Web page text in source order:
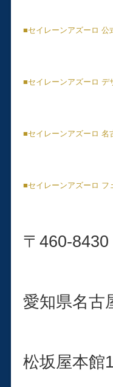
■セイレーンアズーロ 公
■セイレーンアズーロ デ
■︎セイレーンアズーロ 名
■セイレーンアズーロ フ
〒460-8430
愛知県名古
松坂屋本館